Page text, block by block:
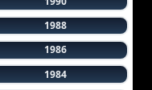
1988
1986
1984